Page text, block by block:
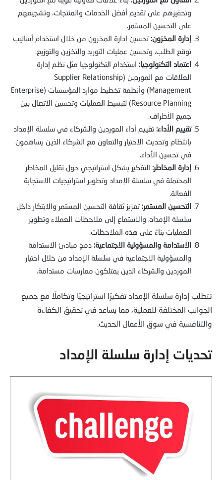
وتحفيزهم على تقديم أفضل الخدمات والمنتجات، وتشجيعهم
على التحسين المستمر.
إدارة المخزون: تحسين إدارة المخزون من خلال استخدام أساليب
توقع الطلب، وتحسين عمليات التوريد والتخزين والتوزيع.
اعتماد التكنولوجيا: استخدام التكنولوجيا مثل نظم إدارة
العلاقات مع الموردين (Supplier Relationship
Management) وأنظمة تخطيط موارد المؤسسات (Enterprise
Resource Planning) لتبسيط العمليات وتحسين الاتصال بين
جميع الأطراف.
تقييم الأداء: تقييم أداء الموردين والشركاء في سلسلة الإمداد
بانتظام وتحديث الاختيار والتعاون مع الشركاء الذين يساهمون
في تحسين الأداء.
إدارة المخاطر: التفكير بشكل استراتيجي حول تقليل المخاطر
المحتملة في سلسلة الإمداد وتطوير استراتيجيات الاستجابة
الفعالة.
التحسين المستمر: تعزيز ثقافة التحسين المستمر والابتكار داخل
سلسلة الإمداد، والاستماع إلى ملاحظات العملاء وتطوير
العمليات بناءً على هذه الملاحظات.
الاستدامة والمسؤولية الاجتماعية: دمج مبادئ الاستدامة
والمسؤولية الاجتماعية في سلسلة الإمداد من خلال اختيار
الموردين والشركاء الذين يمتلكون ممارسات مستدامة.
تتطلب إدارة سلسلة الإمداد تفكيرًا استراتيجيًا وتكاملًا مع جميع
الجوانب المختلفة للعملية، مما يساعد في تحقيق الكفاءة
والتنافسية في سوق الأعمال الحديث.
تحديات إدارة سلسلة الإمداد